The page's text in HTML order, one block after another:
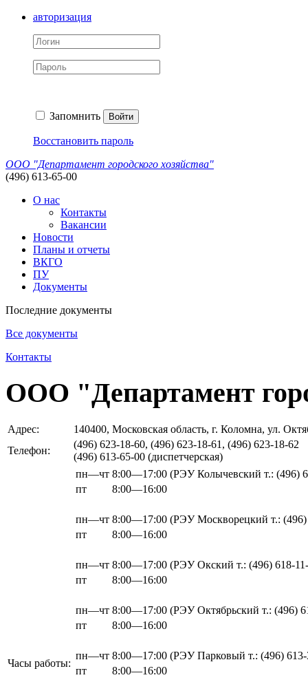
авторизация
Запомнить Войти
Восстановить пароль
ООО "Департамент городского хозяйства"
(496) 613-65-00
О нас
Контакты
Вакансии
Новости
Планы и отчеты
ВКГО
ПУ
Документы
Последние документы
Все документы
Контакты
ООО "Департамент
Адрес:
140400, Московская область, г. Коломна, ул.
Телефон:
(496) 623-18-60, (496) 623-18-61, (496) 623-18-62
(496) 613-65-00 (диспетчерская)
Часы работы:
пн—чт 8:00—17:00 (РЭУ Колычевский т.: (496)
пт
8:00—16:00
пн—чт 8:00—17:00 (РЭУ Москворецкий т.: (496)
пт
8:00—16:00
пн—чт 8:00—17:00 (РЭУ Окский т.: (496) 618-
пт
8:00—16:00
пн—чт 8:00—17:00 (РЭУ Октябрьский т.: (496)
пт
8:00—16:00
пн—чт 8:00—17:00 (РЭУ Парковый т.: (496) 613-
пт
8:00—16:00